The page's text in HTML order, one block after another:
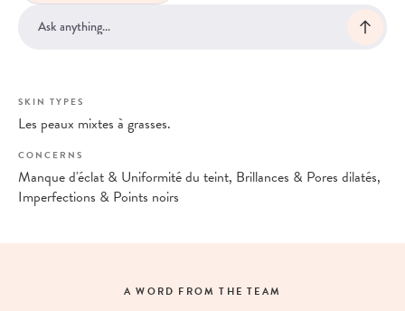
SKIN TYPES
Les peaux mixtes à grasses.
CONCERNS
Manque d'éclat & Uniformité du teint, Brillances & Pores dilatés,
Imperfections & Points noirs
A WORD FROM THE TEAM